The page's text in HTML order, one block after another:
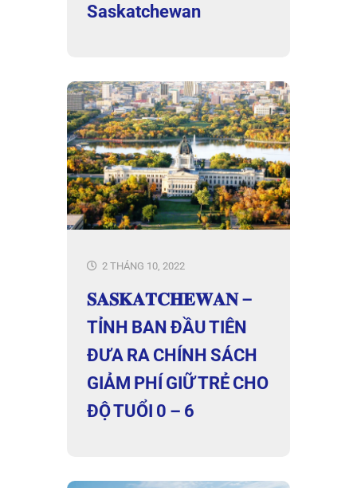
Saskatchewan
2 THÁNG 10, 2022
𝐒𝐀𝐒𝐊𝐀𝐓𝐂𝐇𝐄𝐖𝐀𝐍 –
TỈNH BAN ĐẦU TIÊN
ĐƯA RA CHÍNH SÁCH
GIẢM PHÍ GIỮ TRẺ CHO
ĐỘ TUỔI 0 – 6